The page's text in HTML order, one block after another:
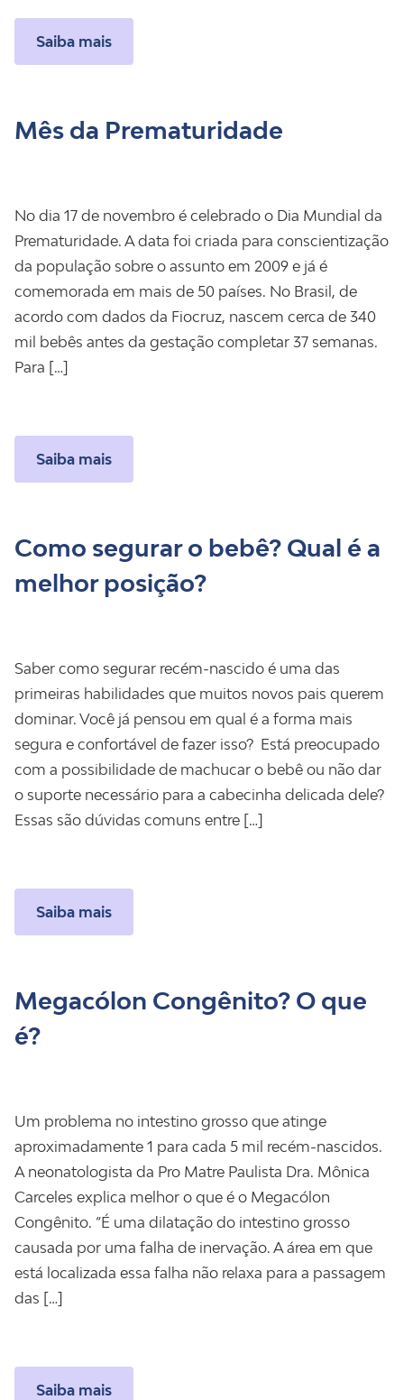
Saiba mais
Mês da Prematuridade
No dia 17 de novembro é celebrado o Dia Mundial da
Prematuridade. A data foi criada para conscientização
da população sobre o assunto em 2009 e já é
comemorada em mais de 50 países. No Brasil, de
acordo com dados da Fiocruz, nascem cerca de 340
mil bebês antes da gestação completar 37 semanas.
Para […]
Saiba mais
Como segurar o bebê? Qual é a
melhor posição?
Saber como segurar recém-nascido é uma das
primeiras habilidades que muitos novos pais querem
dominar. Você já pensou em qual é a forma mais
segura e confortável de fazer isso? Está preocupado
com a possibilidade de machucar o bebê ou não dar
o suporte necessário para a cabecinha delicada dele?
Essas são dúvidas comuns entre […]
Saiba mais
Megacólon Congênito? O que
é?
Um problema no intestino grosso que atinge
aproximadamente 1 para cada 5 mil recém-nascidos.
A neonatologista da Pro Matre Paulista Dra. Mônica
Carceles explica melhor o que é o Megacólon
Congênito. “É uma dilatação do intestino grosso
causada por uma falha de inervação. A área em que
está localizada essa falha não relaxa para a passagem
das […]
Saiba mais